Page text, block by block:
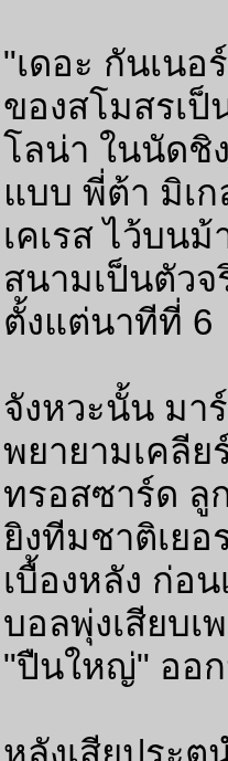
"เดอะ กันเน
ของสโมสรเป็
โลน่า ในนัดชิ
แบบ พี่ต้า มิเก
เคเรส ไว้บน
สนามเป็นตัว
ตั้งแต่นาทีที่ 6
จังหวะนั้น มา
พยายามเคลี
ทรอสซาร์ด ลู
ยิงทีมชาติเยอ
เบื้องหลัง ก่อ
บอลพุ่งเสียบเ
"ปืนใหญ่" ออ